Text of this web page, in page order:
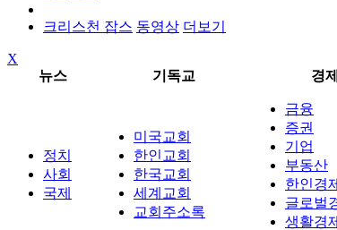
크리스천 잡스 동영상 더보기
X
뉴스
기독교 경제
정치
사회
국제
미국교회
한인교회
한국교회
세계교회
교회주소록
금융
증권
기업
부동산
한인경제
글로벌
생활경제